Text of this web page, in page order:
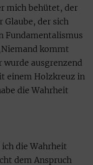
mich behütet, der
Glaube, der sich
Fundamentalismus
kommt
wurde ausgrenzend
einem Holzkreuz in
die Wahrheit
die Wahrheit
dem Anspruch